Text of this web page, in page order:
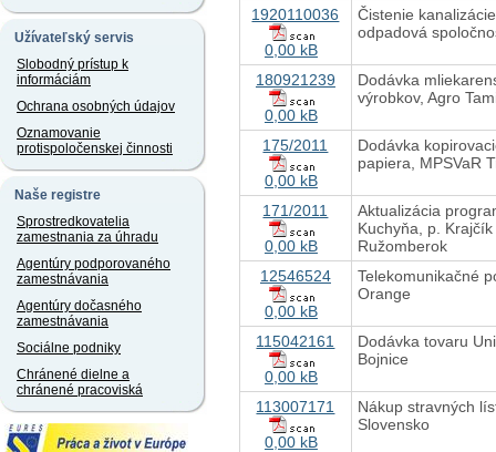
Užívateľský servis
Slobodný prístup k
informáciám
Ochrana osobných údajov
Oznamovanie
protispoločenskej činnosti
Naše registre
Sprostredkovatelia
zamestnania za úhradu
Agentúry podporovaného
zamestnávania
Agentúry dočasného
zamestnávania
Sociálne podniky
Chránené dielne a
chránené pracoviská
1920110036
0,00 kB
Čistenie
odpadová
180921239
0,00 kB
Dodávka
výrobkov, Agro
175/2011
0,00 kB
Dodávka
papiera, MPSVaR
171/2011
0,00 kB
Aktualizácia
Kuchyňa, p. Krajčík
Ružomberok
12546524
0,00 kB
Telekomunikačné
Orange
115042161
0,00 kB
Dodávka tovaru
Bojnice
113007171
0,00 kB
Nákup stravných
Slovensko